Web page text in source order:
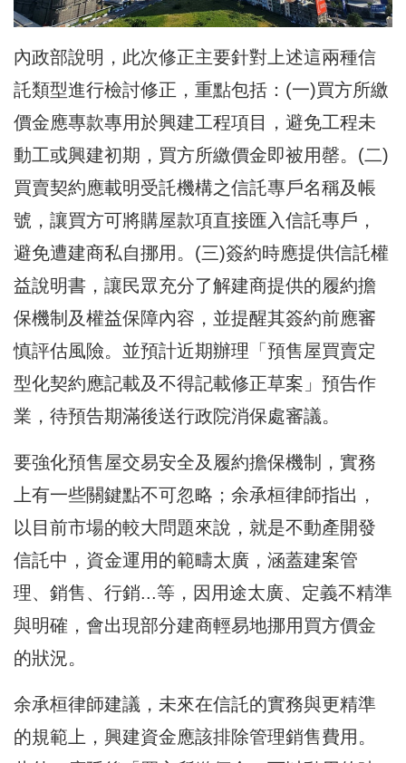
內政部說明，此次修正主要針對上述這兩種信
託類型進行檢討修正，重點包括：(一)買方所繳
價金應專款專用於興建工程項目，避免工程未
動工或興建初期，買方所繳價金即被用罄。(二)
買賣契約應載明受託機構之信託專戶名稱及帳
號，讓買方可將購屋款項直接匯入信託專戶，
避免遭建商私自挪用。(三)簽約時應提供信託權
益說明書，讓民眾充分了解建商提供的履約擔
保機制及權益保障內容，並提醒其簽約前應審
慎評估風險。並預計近期辦理「預售屋買賣定
型化契約應記載及不得記載修正草案」預告作
業，待預告期滿後送行政院消保處審議。
要強化預售屋交易安全及履約擔保機制，實務
上有一些關鍵點不可忽略；余承桓律師指出，
以目前市場的較大問題來說，就是不動產開發
信託中，資金運用的範疇太廣，涵蓋建案管
理、銷售、行銷...等，因用途太廣、定義不精準
與明確，會出現部分建商輕易地挪用買方價金
的狀況。
余承桓律師建議，未來在信託的實務與更精準
的規範上，興建資金應該排除管理銷售費用。